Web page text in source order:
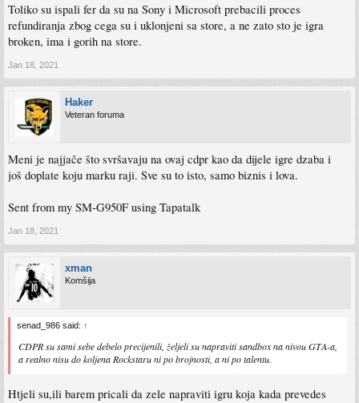
Toliko su ispali fer da su na Sony i Microsoft prebacili proces
refundiranja zbog cega su i uklonjeni sa store, a ne zato sto je igra
broken, ima i gorih na store.
Jan 18, 2021
Haker
Veteran foruma
Meni je najjače što svršavaju na ovaj cdpr kao da dijele igre dzaba i
još doplate koju marku raji. Sve su to isto, samo biznis i lova.
Sent from my SM-G950F using Tapatalk
Jan 18, 2021
xman
Komšija
senad_986 said: ↑
CDPR su sami sebe debelo precijenili, željeli su napraviti sandbox na nivou GTA-a,
a realno nisu do koljena Rockstaru ni po brojnosti, a ni po talentu.
Htjeli su,ili barem pricali da zele napraviti igru koja kada prevedes